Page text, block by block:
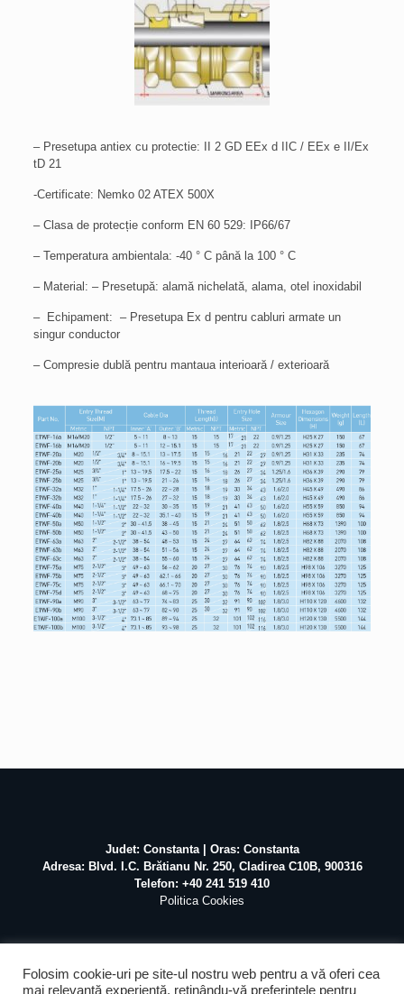
– Presetupa antiex cu protectie: II 2 GD EEx d IIC / EEx e II/Ex
tD 21
-Certificate: Nemko 02 ATEX 500X
– Clasa de protecție conform EN 60 529: IP66/67
– Temperatura ambientala: -40 ° C până la 100 ° C
– Material: – Presetupă: alamă nichelată, alama, otel inoxidabil
– Echipament: – Presetupa Ex d pentru cabluri armate un
singur conductor
– Compresie dublă pentru mantaua interioară / exterioară
Judet: Constanta | Oras: Constanta
Adresa: Blvd. I.C. Brătianu Nr. 250, Cladirea C10B, 900316
Telefon: +40 241 519 410
Politica Cookies
Folosim cookie-uri pe site-ul nostru web pentru a vă oferi cea
mai relevantă experiență, reținându-vă preferințele pentru